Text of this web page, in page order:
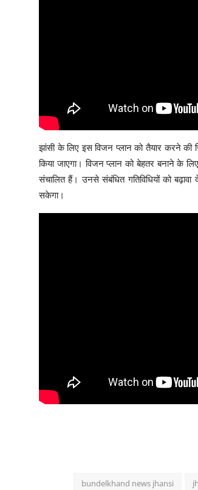
झांसी के लिए इस विजन प्लान को तैयार करने की
किया जाएगा। विजन प्लान को बेहतर बनाने के
संचालित हैं। उनसे संबंधित गतिविधियों को
सकेगा।
bundelkhand news jhansi